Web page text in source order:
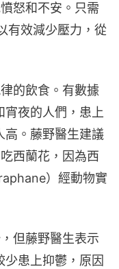
怒和不安。只需
有效減少壓力，從
的飲食。有數據
宵夜的人們，患上
高。藤野醫生建議
西蘭花，因為西
）經動物實
但藤野醫生表示
患上抑鬱，原因